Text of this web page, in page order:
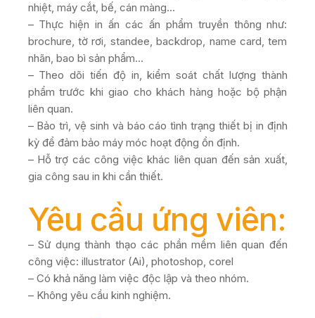
nhiệt, máy cắt, bế, cán màng…
– Thực hiện in ấn các ấn phẩm truyền thông như:
brochure, tờ rơi, standee, backdrop, name card, tem
nhãn, bao bì sản phẩm…
– Theo dõi tiến độ in, kiểm soát chất lượng thành
phẩm trước khi giao cho khách hàng hoặc bộ phận
liên quan.
– Bảo trì, vệ sinh và báo cáo tình trạng thiết bị in định
kỳ để đảm bảo máy móc hoạt động ổn định.
– Hỗ trợ các công việc khác liên quan đến sản xuất,
gia công sau in khi cần thiết.
Yêu cầu ứng viên:
– Sử dụng thành thạo các phần mềm liên quan đến
công việc: illustrator (Ai), photoshop, corel
– Có khả năng làm việc độc lập và theo nhóm.
– Không yêu cầu kinh nghiệm.